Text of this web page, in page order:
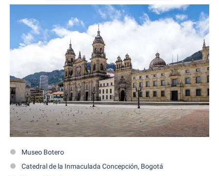
Museo Botero
Catedral de la Inmaculada Concepción, Bogotá